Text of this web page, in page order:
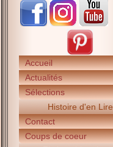
Accueil
Actualités
Sélections
Histoire d'en Lire
Contact
Coups de coeur